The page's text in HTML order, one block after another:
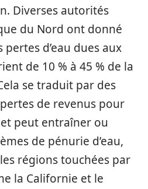
Diverses autorités
du Nord ont donné
d’eau dues aux
de 10 % à 45 % de la
se traduit par des
de revenus pour
peut entraîner ou
de pénurie d’eau,
régions touchées par
la Californie et le